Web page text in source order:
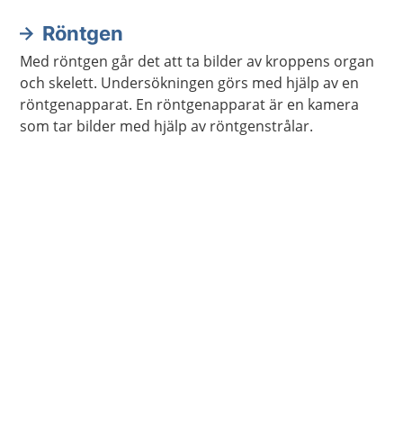
Röntgen
Med röntgen går det att ta bilder av kroppens organ
och skelett. Undersökningen görs med hjälp av en
röntgenapparat. En röntgenapparat är en kamera
som tar bilder med hjälp av röntgenstrålar.